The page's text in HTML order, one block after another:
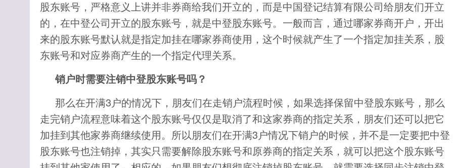
股东账号，严格意义上讲并非券商给我们开立的，而是中国登记结算有限公司给朋友们开立
的，在中登公司开立的股东账号，就是中登股东账号。一般而言，通过哪家券商开户，开出
来的股东账号默认就是指定加挂在哪家券商使用，这个时候就产生了一个指定加挂关系，股
东账号和对应券商产生的一个指定代理关系。
销户时需要注销中登股东账号吗？
那么在开满3户的情况下，朋友们在走销户流程时候，如果选择保留中登股东账号，那么
走完销户流程意味着这个股东账号仅仅是取消了和这家券商的指定关系，朋友们还可以把它
加挂到其他家券商继续使用。所以朋友们在开满3户情况下销户的时候，并不是一定要把中登
股东账号也注销掉，其实只需要解除股东账号和原券商的指定关系，就可以把这个股东账号